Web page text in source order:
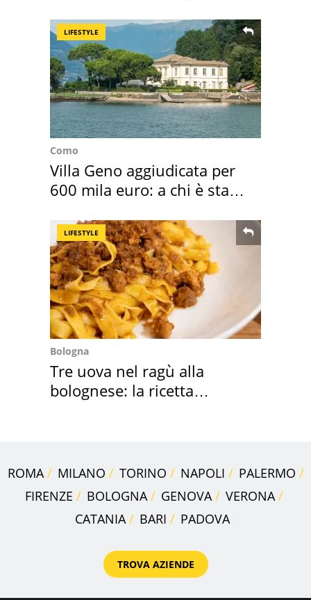
LIFESTYLE
Como
Villa Geno aggiudicata per
600 mila euro: a chi è stata
LIFESTYLE
Bologna
Tre uova nel ragù alla
bolognese: la ricetta
ROMA MILANO TORINO NAPOLI
PALERMO
FIRENZE
BOLOGNA GENOVA
VERONA
CATANIA
BARI PADOVA
TROVA AZIENDE